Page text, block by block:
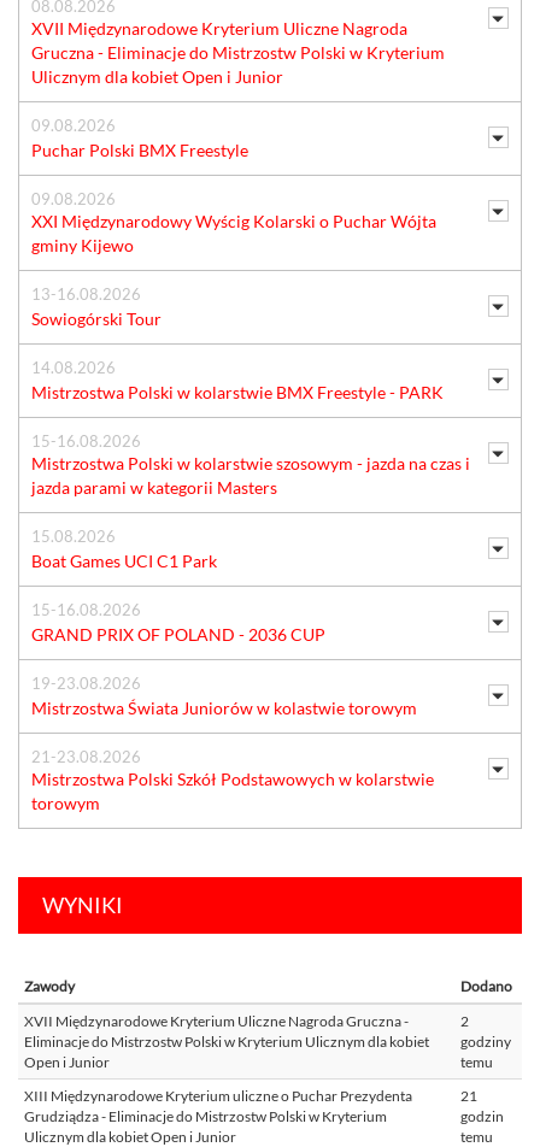
08.08.2026
XVII Międzynarodowe Kryterium Uliczne Nagroda
Gruczna - Eliminacje do Mistrzostw Polski w Kryterium
Ulicznym dla kobiet Open i Junior
09.08.2026
Puchar Polski BMX Freestyle
09.08.2026
XXI Międzynarodowy Wyścig Kolarski o Puchar Wójta
gminy Kijewo
13-16.08.2026
Sowiogórski Tour
14.08.2026
Mistrzostwa Polski w kolarstwie BMX Freestyle - PARK
15-16.08.2026
Mistrzostwa Polski w kolarstwie szosowym - jazda na czas i
jazda parami w kategorii Masters
15.08.2026
Boat Games UCI C1 Park
15-16.08.2026
GRAND PRIX OF POLAND - 2036 CUP
19-23.08.2026
Mistrzostwa Świata Juniorów w kolastwie torowym
21-23.08.2026
Mistrzostwa Polski Szkół Podstawowych w kolarstwie
torowym
WYNIKI
Zawody
Dodano
XVII Międzynarodowe Kryterium Uliczne Nagroda Gruczna -
Eliminacje do Mistrzostw Polski w Kryterium Ulicznym dla kobiet
Open i Junior
2
godziny
temu
XIII Międzynarodowe Kryterium uliczne o Puchar Prezydenta
Grudziądza - Eliminacje do Mistrzostw Polski w Kryterium
Ulicznym dla kobiet Open i Junior
21
godzin
temu